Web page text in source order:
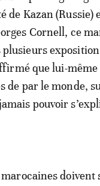
de Kazan
Cornell, ce
que lui-
de par le monde,
pouvoir